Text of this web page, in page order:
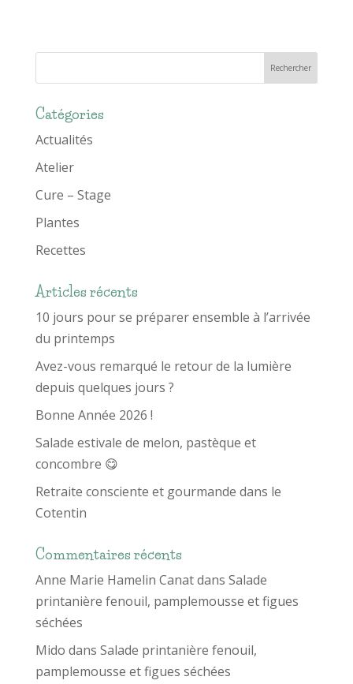
Catégories
Actualités
Atelier
Cure – Stage
Plantes
Recettes
Articles récents
10 jours pour se préparer ensemble à l’arrivée
du printemps
Avez-vous remarqué le retour de la lumière
depuis quelques jours ?
Bonne Année 2026 !
Salade estivale de melon, pastèque et
concombre 😋
Retraite consciente et gourmande dans le
Cotentin
Commentaires récents
Anne Marie Hamelin Canatdans Salade
printanière fenouil, pamplemousse et figues
séchées
Mido dans Salade printanière fenouil,
pamplemousse et figues séchées